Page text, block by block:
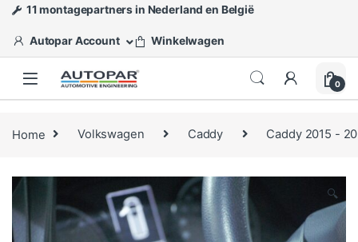
11 montagepartners in Nederland en België
Autopar Account Winkelwagen
0
Home Volkswagen Caddy Caddy 2015 -
🔍